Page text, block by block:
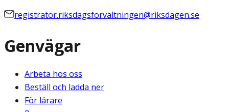
registrator.riksdagsforvaltningen@riksdagen.se
Genvägar
Arbeta hos oss
Beställ och ladda ner
För lärare